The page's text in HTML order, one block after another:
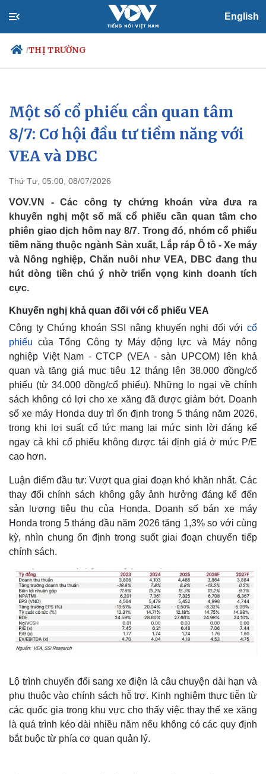
English
/THỊ TRƯỜNG
Chính trị
Đảng
Tổ chức nhân sự
Quốc hội
Xã hội
Tin 24h
Dự báo thời tiết
Một số cổ phiếu cần quan tâm
8/7: Cơ hội đầu tư tiềm năng với
VEA và DBC
Thứ Tư, 05:00, 08/07/2026
VOV.VN - Các công ty chứng khoán vừa đưa ra
khuyến nghị một số mã cổ phiếu cần quan tâm cho
phiên giao dịch hôm nay 8/7. Trong đó, nhóm cổ phiếu
tiềm năng thuộc ngành Sản xuất, Lắp ráp Ô tô - Xe máy
và Nông nghiệp, Chăn nuôi như VEA, DBC đang thu
hút dòng tiền chú ý nhờ triển vọng kinh doanh tích
cực.
Khuyến nghị khả quan đối với cổ phiếu VEA
Công ty Chứng khoán SSI nâng khuyến nghị đối với cổ
phiếu của Tổng Công ty Máy động lực và Máy nông
nghiệp Việt Nam - CTCP (VEA - sàn UPCOM) lên khả
quan và tăng giá mục tiêu 12 tháng lên 38.000 đồng/cổ
phiếu (từ 34.000 đồng/cổ phiếu). Những lo ngại về chính
sách không có lợi cho xe xăng đã được giảm bớt. Doanh
số xe máy Honda duy trì ổn định trong 5 tháng năm 2026,
trong khi lợi suất cổ tức mang lại mức sinh lời đáng kể
ngay cả khi cổ phiếu không được tái định giá ở mức P/E
cao hơn.
Luận điểm đầu tư: Vượt qua giai đoạn khó khăn nhất. Các
thay đổi chính sách không gây ảnh hưởng đáng kể đến
sản lượng tiêu thụ của Honda. Doanh số bán xe máy
Honda trong 5 tháng đầu năm 2026 tăng 1,3% so với cùng
kỳ, nhìn chung ổn định trong suốt giai đoạn chuyển tiếp
chính sách.
Lộ trình chuyển đổi sang xe điện là câu chuyện dài hạn và
phụ thuộc vào chính sách hỗ trợ. Kinh nghiệm thực tiễn từ
các quốc gia trong khu vực cho thấy việc thay thế xe xăng
là quá trình kéo dài nhiều năm nếu không có các quy định
bắt buộc từ phía cơ quan quản lý.